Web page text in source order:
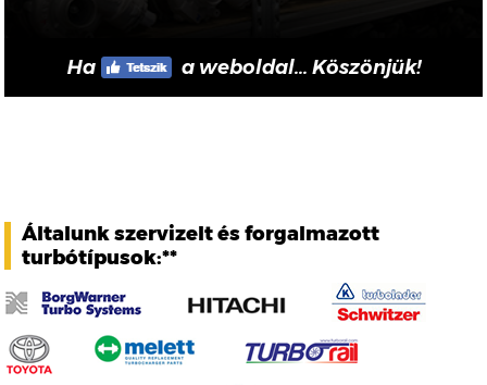
Ha a weboldal... Köszönjük!
Általunk szervizelt és forgalmazott
turbótípusok:**